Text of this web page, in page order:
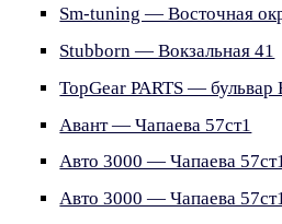
Sm-tuning — Восточная
Stubborn — Вокзальная 41
TopGear PARTS —
Авант — Чапаева 57ст1
Авто 3000 — Чапаева
Авто 3000 — Чапаева